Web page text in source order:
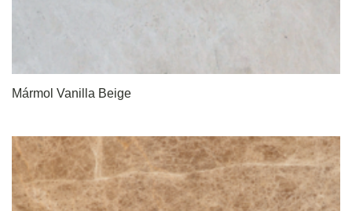
Mármol Vanilla Beige